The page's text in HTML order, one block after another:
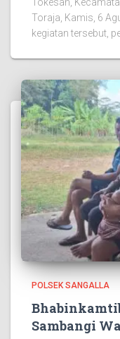
Toraja, Kamis, 6
kegiatan tersebut,
POLSEK SANGALLA
Sambangi